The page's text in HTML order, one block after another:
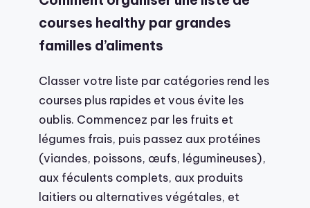
courses healthy par grandes
familles d’aliments
Classer votre liste par catégories rend les
courses plus rapides et vous évite les
oublis. Commencez par les fruits et
légumes frais, puis passez aux protéines
(viandes, poissons, œufs, légumineuses),
aux féculents complets, aux produits
laitiers ou alternatives végétales, et